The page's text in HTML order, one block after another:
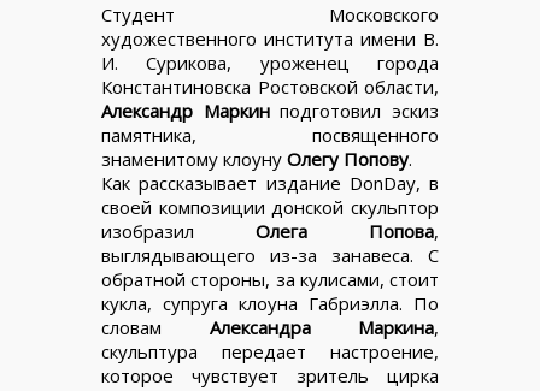
Студент Московского
художественного института имени В.
И. Сурикова, уроженец города
Константиновска Ростовской области,
Александр Маркинподготовил эскиз
памятника, посвященного
знаменитому клоуну Олегу Попову.
Как рассказывает издание DonDay, в
своей композиции донской скульптор
изобразил Олега Попова,
выглядывающего из-за занавеса. С
обратной стороны, за кулисами, стоит
кукла, супруга клоуна Габриэлла. По
словам Александра Маркина,
скульптура передает настроение,
которое чувствует зритель цирка